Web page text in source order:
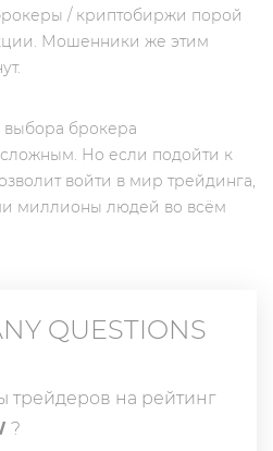
/ криптобиржи порой
Мошенники же этим
брокера
Но если подойти к
войти в мир трейдинга,
миллионы людей во всём
QUESTIONS
трейдеров на рейтинг
?